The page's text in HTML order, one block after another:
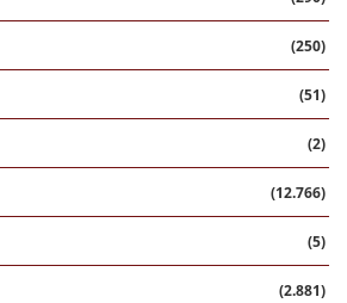
(250)
(51)
(2)
(12.766)
(5)
(2.881)